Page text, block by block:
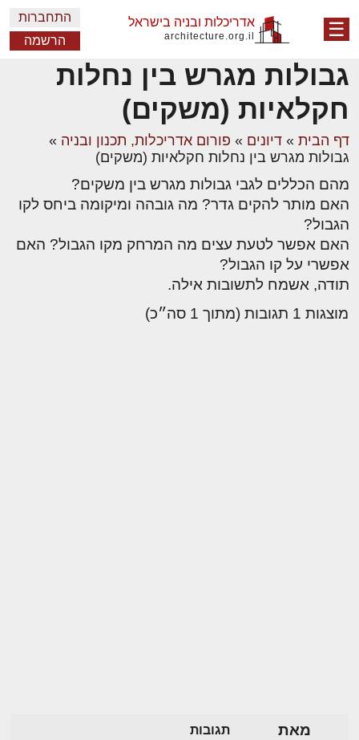
☰ אדריכלות ובניה בישראל
architecture.org.il
התחברות
הרשמה
גבולות מגרש בין נחלות
חקלאיות (משקים)
דף הבית » דיונים » פורום אדריכלות, תכנון ובניה »
גבולות מגרש בין נחלות חקלאיות (משקים)
מהם הכללים לגבי גבולות מגרש בין משקים?
האם מותר להקים גדר? מה גובהה ומיקומה ביחס לקו
הגבול?
האם אפשר לטעת עצים מה המרחק מקו הגבול? האם
אפשרי על קו הגבול?
תודה, אשמח לתשובות אילה.
מוצגות 1 תגובות (מתוך 1 סה״כ)
מאת תגובות